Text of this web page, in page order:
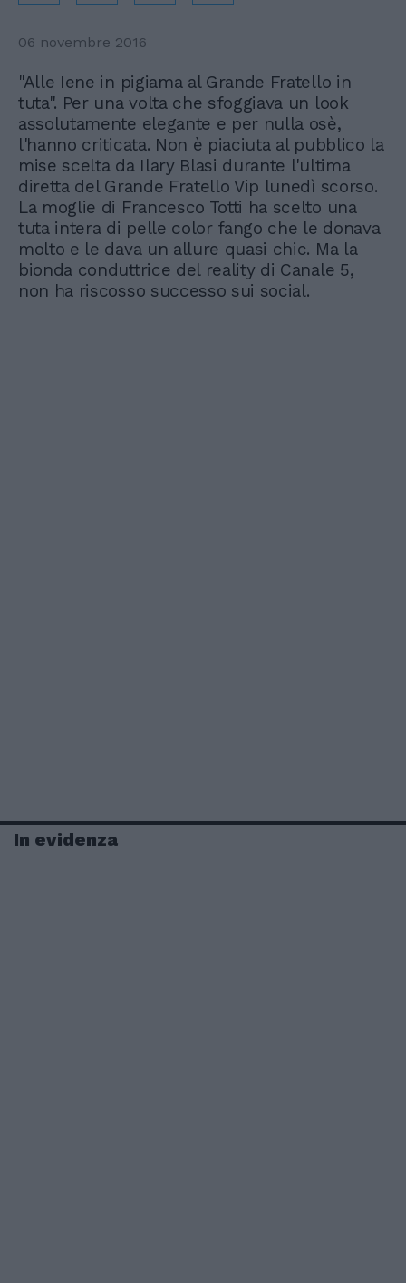
06 novembre 2016
"Alle Iene in pigiama al Grande Fratello in
tuta". Per una volta che sfoggiava un look
assolutamente elegante e per nulla osè,
l'hanno criticata. Non è piaciuta al pubblico la
mise scelta da Ilary Blasi durante l'ultima
diretta del Grande Fratello Vip lunedì scorso.
La moglie di Francesco Totti ha scelto una
tuta intera di pelle color fango che le donava
molto e le dava un allure quasi chic. Ma la
bionda conduttrice del reality di Canale 5,
non ha riscosso successo sui social.
In evidenza